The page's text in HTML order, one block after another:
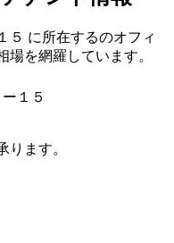
５ に所在するのオフィ
場を網羅しています。
１５
ります。